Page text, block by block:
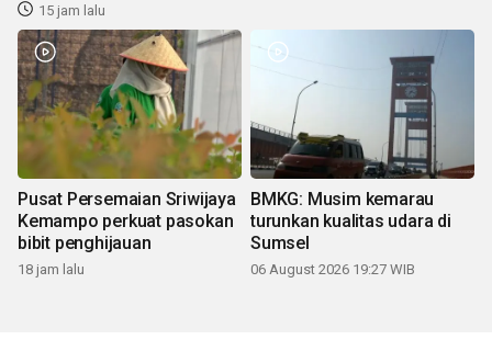
15 jam lalu
Pusat Persemaian Sriwijaya
Kemampo perkuat pasokan
bibit penghijauan
18 jam lalu
BMKG: Musim kemarau
turunkan kualitas udara di
Sumsel
06 August 2026 19:27 WIB